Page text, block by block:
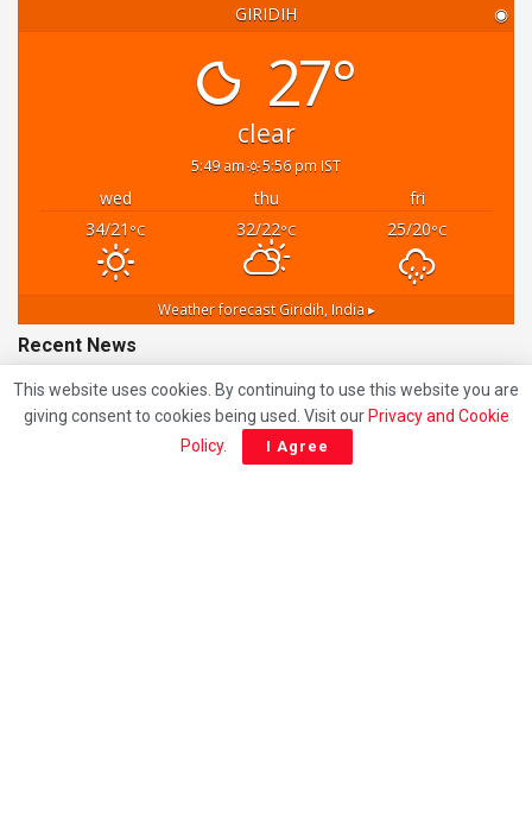
GIRIDIH ◉
27°
clear
5:49 am 5:56 pm IST
wed thu
fri
34/21 °C 32/22°C 25/20°C
Weather forecast Giridih, India ▸
Recent News
Giridih News: JPSC-JSSC कथित पेपर लीक के विरोध में
गिरिडीह में आजसू युवा मोर्चा का उग्र प्रदर्शन, मुख्यमंत्री हेमंत सोरेन
का पुतला दहन
This website uses cookies. By continuing to use this website you are
giving consent to cookies being used. Visit our Privacy and Cookie
Policy. I Agree